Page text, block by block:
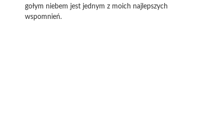
gołym niebem jest jednym z moich najlepszych
wspomnień.